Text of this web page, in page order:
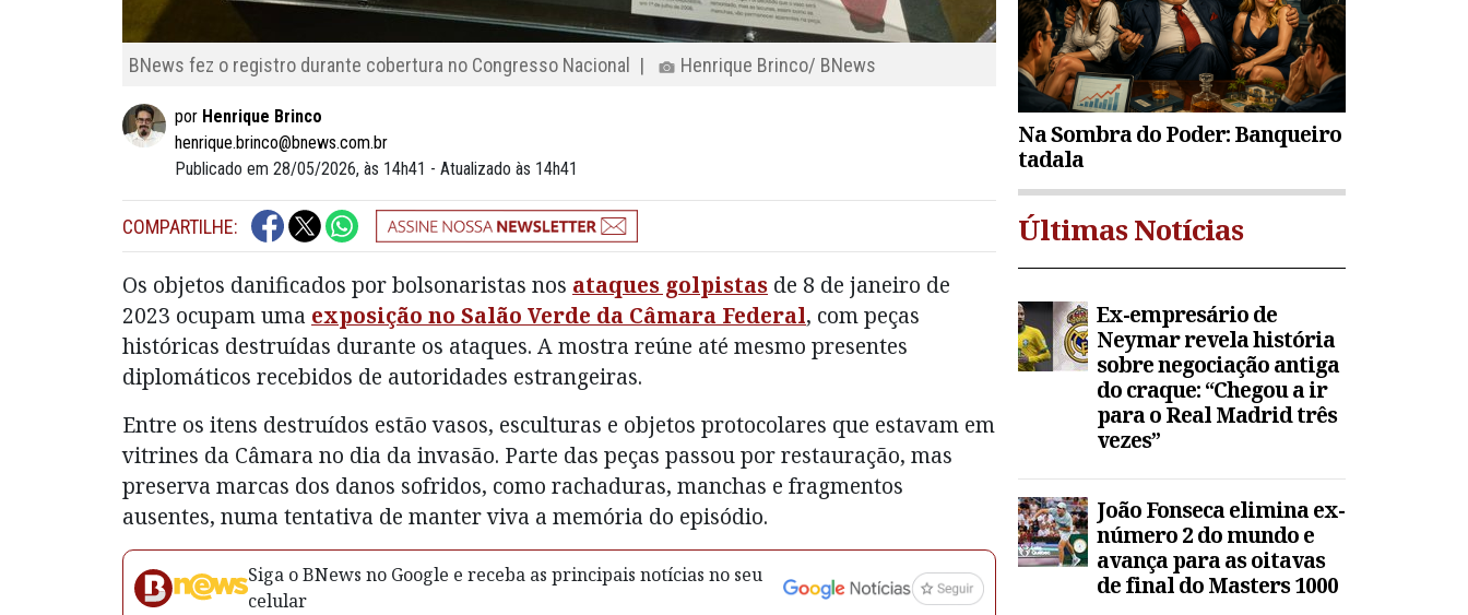
BNews fez o registro durante cobertura no Congresso Nacional | Henrique Brinco/ BNews
por Henrique Brinco
henrique.brinco@bnews.com.br
Publicado em 28/05/2026, às 14h41 - Atualizado às 14h41
COMPARTILHE:
Os objetos danificados por bolsonaristas nos ataques golpistas de 8 de janeiro de
2023 ocupam uma exposição no Salão Verde da Câmara Federal, com peças
históricas destruídas durante os ataques. A mostra reúne até mesmo presentes
diplomáticos recebidos de autoridades estrangeiras.
Entre os itens destruídos estão vasos, esculturas e objetos protocolares que estavam em
vitrines da Câmara no dia da invasão. Parte das peças passou por restauração, mas
preserva marcas dos danos sofridos, como rachaduras, manchas e fragmentos
ausentes, numa tentativa de manter viva a memória do episódio.
Siga o BNews no Google e receba as principais notícias no seu
celular
Na Sombra do Poder: Banqueiro
tadala
Últimas Notícias
Ex-empresário de
Neymar revela história
sobre negociação antiga
do craque: “Chegou a ir
para o Real Madrid três
vezes”
João Fonseca elimina ex-
número 2 do mundo e
avança para as oitavas
de final do Masters 1000